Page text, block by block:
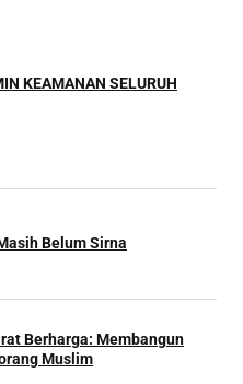
KEAMANAN SELURUH
Belum Sirna
Berharga: Membangun
Muslim